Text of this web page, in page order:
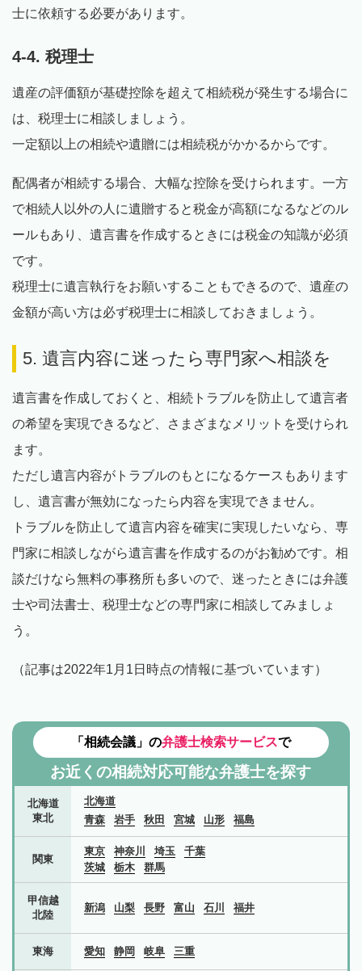
士に依頼する必要があります。
4-4. 税理士
遺産の評価額が基礎控除を超えて相続税が発生する場合に
は、税理士に相談しましょう。
一定額以上の相続や遺贈には相続税がかかるからです。
配偶者が相続する場合、大幅な控除を受けられます。一方
で相続人以外の人に遺贈すると税金が高額になるなどのル
ールもあり、遺言書を作成するときには税金の知識が必須
です。
税理士に遺言執行をお願いすることもできるので、遺産の
金額が高い方は必ず税理士に相談しておきましょう。
5. 遺言内容に迷ったら専門家へ相談を
遺言書を作成しておくと、相続トラブルを防止して遺言者
の希望を実現できるなど、さまざまなメリットを受けられ
ます。
ただし遺言内容がトラブルのもとになるケースもあります
し、遺言書が無効になったら内容を実現できません。
トラブルを防止して遺言内容を確実に実現したいなら、専
門家に相談しながら遺言書を作成するのがお勧めです。相
談だけなら無料の事務所も多いので、迷ったときには弁護
士や司法書士、税理士などの専門家に相談してみましょ
う。
（記事は2022年1月1日時点の情報に基づいています）
「相続会議」の弁護士検索サービスで
お近くの相続対応可能な弁護士を探す
北海道
東北
北海道
青森
岩手 秋田 宮城 山形 福島
関東
東京 神奈川 埼玉
千葉
茨城
栃木 群馬
甲信越
北陸
新潟 山梨 長野 富山 石川 福井
東海 愛知 静岡 岐阜 三重